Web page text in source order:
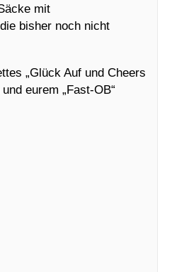
mit
bisher noch nicht
„Glück Auf und Cheers
eurem „Fast-OB“